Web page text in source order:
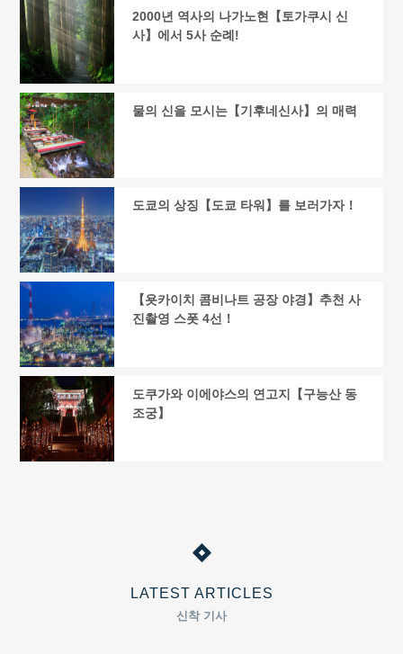
2000년 역사의 나가노현【토가쿠시 신
사】에서 5사 순례!
물의 신을 모시는【기후네신사】의 매력
도쿄의 상징【도쿄 타워】를 보러가자！
【욧카이치 콤비나트 공장 야경】추천 사
진촬영 스폿 4선！
도쿠가와 이에야스의 연고지【구능산 동
조궁】
LATEST ARTICLES
신착 기사